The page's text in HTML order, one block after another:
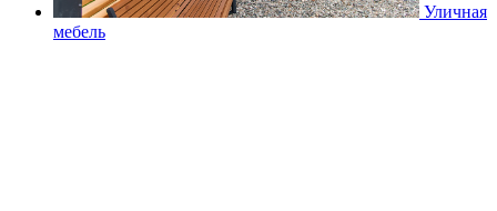
Уличная
мебель